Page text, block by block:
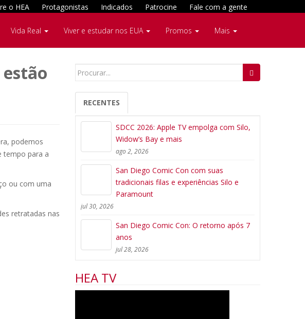
o HEA Protagonistas Indicados Patrocine Fale com a gente
Vida Real Viver e estudar nos EUA Promos Mais
podemos
tempo para a
ou com uma
retratadas nas
Search
RECENTES
SDCC 2026: Apple TV empolga com Silo,
Widow’s Bay e mais
ago 2, 2026
San Diego Comic Con com suas
tradicionais filas e experiências Silo e
Paramount
jul 30, 2026
San Diego Comic Con: O retorno após 7
anos
jul 28, 2026
HEA TV